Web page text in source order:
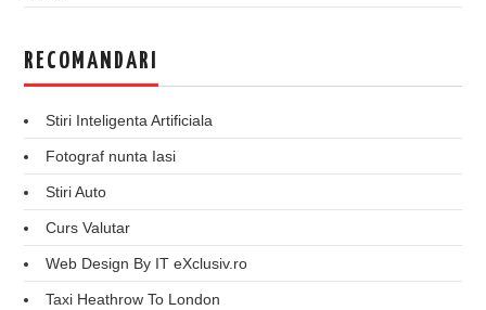
RECOMANDARI
Stiri Inteligenta Artificiala
Fotograf nunta Iasi
Stiri Auto
Curs Valutar
Web Design By IT eXclusiv.ro
Taxi Heathrow To London